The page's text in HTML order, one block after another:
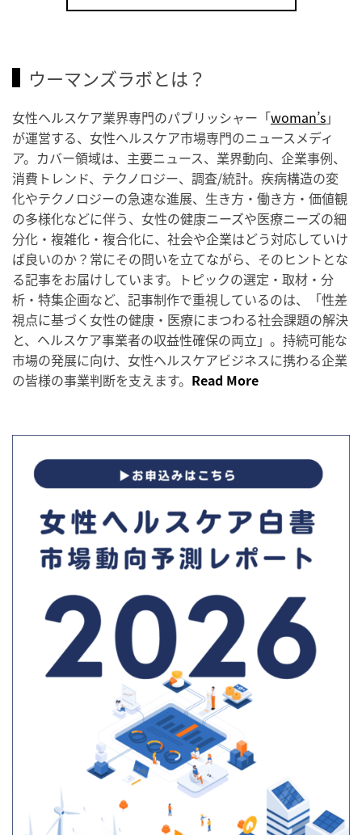
ウーマンズラボとは？
女性ヘルスケア業界専門のパブリッシャー「woman’s」
が運営する、女性ヘルスケア市場専門のニュースメディ
ア。カバー領域は、主要ニュース、業界動向、企業事例、
消費トレンド、テクノロジー、調査/統計。疾病構造の変
化やテクノロジーの急速な進展、生き方・働き方・価値観
の多様化などに伴う、女性の健康ニーズや医療ニーズの細
分化・複雑化・複合化に、社会や企業はどう対応していけ
ば良いのか？常にその問いを立てながら、そのヒントとな
る記事をお届けしています。トピックの選定・取材・分
析・特集企画など、記事制作で重視しているのは、「性差
視点に基づく女性の健康・医療にまつわる社会課題の解決
と、ヘルスケア事業者の収益性確保の両立」。持続可能な
市場の発展に向け、女性ヘルスケアビジネスに携わる企業
の皆様の事業判断を支えます。 Read More